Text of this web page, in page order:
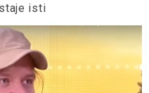
isti